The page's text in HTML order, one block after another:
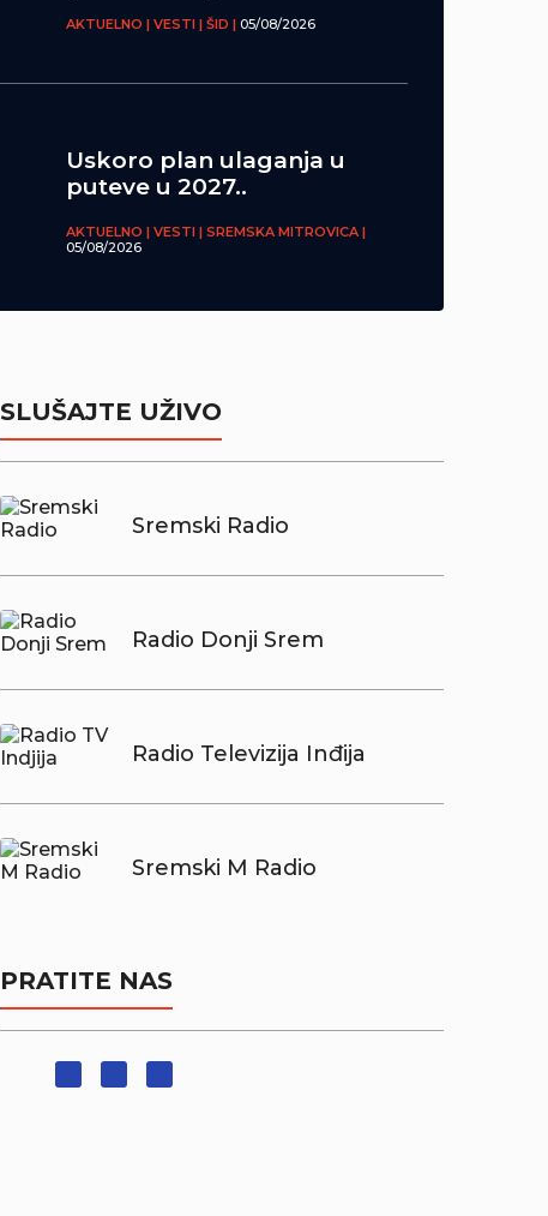
AKTUELNO | VESTI | ŠID | 05/08/2026
Uskoro plan ulaganja u
puteve u 2027..
AKTUELNO | VESTI | SREMSKA MITROVICA |
05/08/2026
SLUŠAJTE UŽIVO
Sremski Radio
Radio Donji Srem
Radio Televizija Inđija
Sremski M Radio
PRATITE NAS